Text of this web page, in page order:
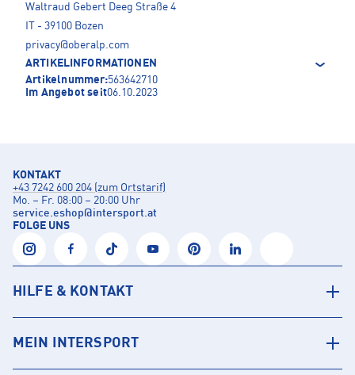
Waltraud Gebert Deeg Straße 4
IT - 39100 Bozen
privacy@oberalp.com
ARTIKELINFORMATIONEN
Artikelnummer:563642710
Im Angebot seit06.10.2023
KONTAKT
+43 7242 600 204 (zum Ortstarif)
Mo. – Fr. 08:00 – 20:00 Uhr
service.eshop@intersport.at
FOLGE UNS
HILFE & KONTAKT
MEIN INTERSPORT